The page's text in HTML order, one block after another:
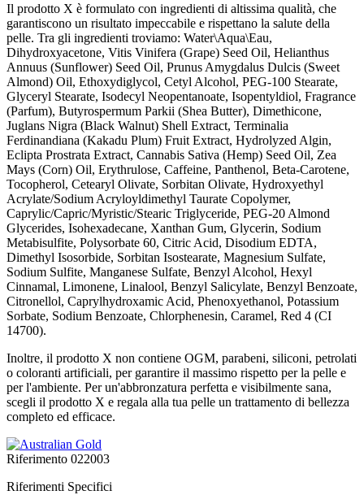
Il prodotto X è formulato con ingredienti di altissima qualità, che
garantiscono un risultato impeccabile e rispettano la salute della
pelle. Tra gli ingredienti troviamo: Water\Aqua\Eau,
Dihydroxyacetone, Vitis Vinifera (Grape) Seed Oil, Helianthus
Annuus (Sunflower) Seed Oil, Prunus Amygdalus Dulcis (Sweet
Almond) Oil, Ethoxydiglycol, Cetyl Alcohol, PEG-100 Stearate,
Glyceryl Stearate, Isodecyl Neopentanoate, Isopentyldiol, Fragrance
(Parfum), Butyrospermum Parkii (Shea Butter), Dimethicone,
Juglans Nigra (Black Walnut) Shell Extract, Terminalia
Ferdinandiana (Kakadu Plum) Fruit Extract, Hydrolyzed Algin,
Eclipta Prostrata Extract, Cannabis Sativa (Hemp) Seed Oil, Zea
Mays (Corn) Oil, Erythrulose, Caffeine, Panthenol, Beta-Carotene,
Tocopherol, Cetearyl Olivate, Sorbitan Olivate, Hydroxyethyl
Acrylate/Sodium Acryloyldimethyl Taurate Copolymer,
Caprylic/Capric/Myristic/Stearic Triglyceride, PEG-20 Almond
Glycerides, Isohexadecane, Xanthan Gum, Glycerin, Sodium
Metabisulfite, Polysorbate 60, Citric Acid, Disodium EDTA,
Dimethyl Isosorbide, Sorbitan Isostearate, Magnesium Sulfate,
Sodium Sulfite, Manganese Sulfate, Benzyl Alcohol, Hexyl
Cinnamal, Limonene, Linalool, Benzyl Salicylate, Benzyl Benzoate,
Citronellol, Caprylhydroxamic Acid, Phenoxyethanol, Potassium
Sorbate, Sodium Benzoate, Chlorphenesin, Caramel, Red 4 (CI
14700).
Inoltre, il prodotto X non contiene OGM, parabeni, siliconi, petrolati
o coloranti artificiali, per garantire il massimo rispetto per la pelle e
per l'ambiente. Per un'abbronzatura perfetta e visibilmente sana,
scegli il prodotto X e regala alla tua pelle un trattamento di bellezza
completo ed efficace.
Riferimento 022003
Riferimenti Specifici